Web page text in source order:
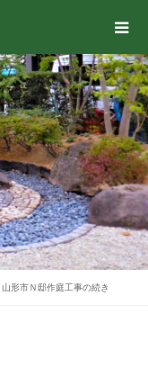
山形市Ｎ邸作庭工事の続き